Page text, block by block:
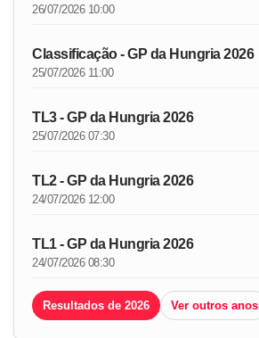
26/07/2026 10:00
Classificação - GP da Hungria 2026
25/07/2026 11:00
TL3 - GP da Hungria 2026
25/07/2026 07:30
TL2 - GP da Hungria 2026
24/07/2026 12:00
TL1 - GP da Hungria 2026
24/07/2026 08:30
Resultados de 2026 Ver outros anos